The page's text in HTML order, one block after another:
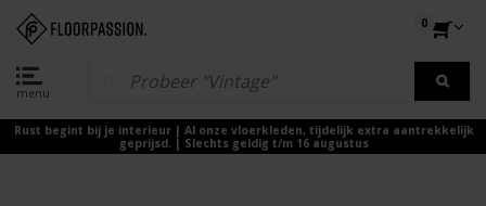
menu
0
Rust begint bij je interieur | Al onze vloerkleden, tijdelijk extra aantrekkelijk
geprijsd. | Slechts geldig t/m 16 augustus